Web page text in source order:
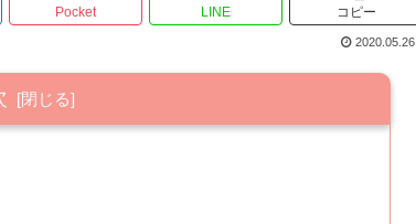
Pocket LINE コピー
2020.05.26